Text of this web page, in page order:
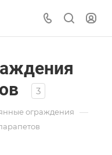
3
ограждения —